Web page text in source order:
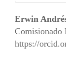
principal
del
Erwin
https://